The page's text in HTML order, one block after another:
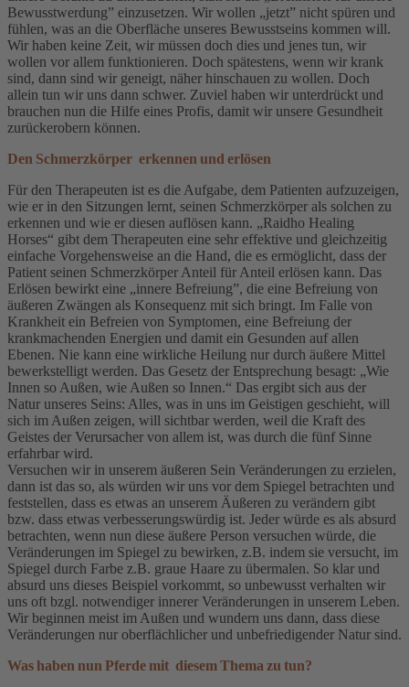
Bewusstwerdung” einzusetzen. Wir wollen „jetzt” nicht spüren und
fühlen, was an die Oberfläche unseres Bewusstseins kommen will.
Wir haben keine Zeit, wir müssen doch dies und jenes tun, wir
wollen vor allem funktionieren. Doch spätestens, wenn wir krank
sind, dann sind wir geneigt, näher hinschauen zu wollen. Doch
allein tun wir uns dann schwer. Zuviel haben wir unterdrückt und
brauchen nun die Hilfe eines Profis, damit wir unsere Gesundheit
zurückerobern können.
Den Schmerzkörper erkennen und erlösen
Für den Therapeuten ist es die Aufgabe, dem Patienten aufzuzeigen,
wie er in den Sitzungen lernt, seinen Schmerzkörper als solchen zu
erkennen und wie er diesen auflösen kann. „Raidho Healing
Horses“ gibt dem Therapeuten eine sehr effektive und gleichzeitig
einfache Vorgehensweise an die Hand, die es ermöglicht, dass der
Patient seinen Schmerzkörper Anteil für Anteil erlösen kann. Das
Erlösen bewirkt eine „innere Befreiung”, die eine Befreiung von
äußeren Zwängen als Konsequenz mit sich bringt. Im Falle von
Krankheit ein Befreien von Symptomen, eine Befreiung der
krankmachenden Energien und damit ein Gesunden auf allen
Ebenen. Nie kann eine wirkliche Heilung nur durch äußere Mittel
bewerkstelligt werden. Das Gesetz der Entsprechung besagt: „Wie
Innen so Außen, wie Außen so Innen.“ Das ergibt sich aus der
Natur unseres Seins: Alles, was in uns im Geistigen geschieht, will
sich im Außen zeigen, will sichtbar werden, weil die Kraft des
Geistes der Verursacher von allem ist, was durch die fünf Sinne
erfahrbar wird.
Versuchen wir in unserem äußeren Sein Veränderungen zu erzielen,
dann ist das so, als würden wir uns vor dem Spiegel betrachten und
feststellen, dass es etwas an unserem Äußeren zu verändern gibt
bzw. dass etwas verbesserungswürdig ist. Jeder würde es als absurd
betrachten, wenn nun diese äußere Person versuchen würde, die
Veränderungen im Spiegel zu bewirken, z.B. indem sie versucht, im
Spiegel durch Farbe z.B. graue Haare zu übermalen. So klar und
absurd uns dieses Beispiel vorkommt, so unbewusst verhalten wir
uns oft bzgl. notwendiger innerer Veränderungen in unserem Leben.
Wir beginnen meist im Außen und wundern uns dann, dass diese
Veränderungen nur oberflächlicher und unbefriedigender Natur sind.
Was haben nun Pferde mit diesem Thema zu tun?